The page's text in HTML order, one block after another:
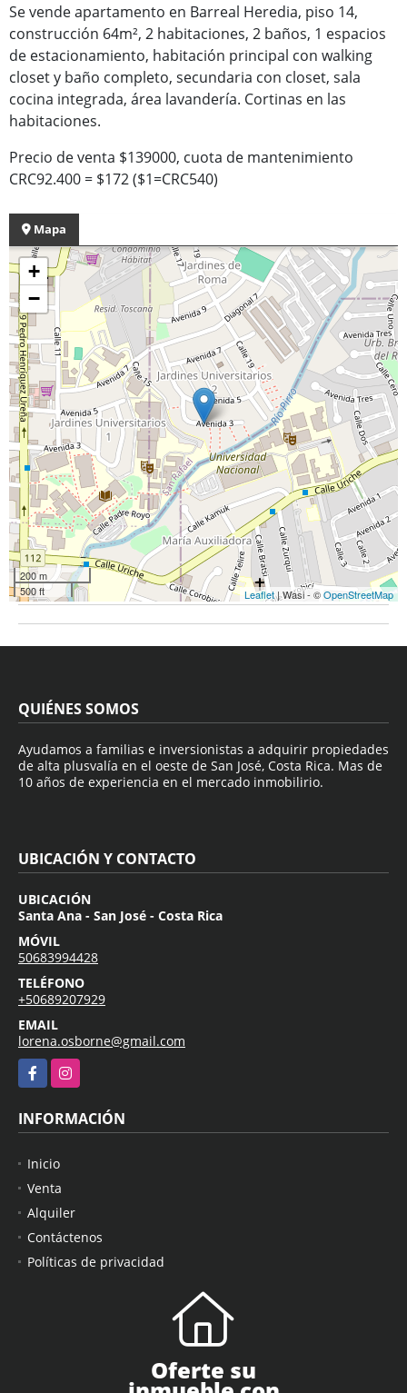
Se vende apartamento en Barreal Heredia, piso 14,
construcción 64m², 2 habitaciones, 2 baños, 1 espacios
de estacionamiento, habitación principal con walking
closet y baño completo, secundaria con closet, sala
cocina integrada, área lavandería. Cortinas en las
habitaciones.
Precio de venta $139000, cuota de mantenimiento
CRC92.400 = $172 ($1=CRC540)
Mapa
+
−
200 m
500 ft
Leaflet| Wasi - ©OpenStreetMap
QUIÉNES SOMOS
Ayudamos a familias e inversionistas a adquirir propiedades
de alta plusvalía en el oeste de San José, Costa Rica. Mas de
10 años de experiencia en el mercado inmobilirio.
UBICACIÓN Y CONTACTO
UBICACIÓN
Santa Ana - San José - Costa Rica
MÓVIL
50683994428
TELÉFONO
+50689207929
EMAIL
lorena.osborne@gmail.com
FacebookInstagram
INFORMACIÓN
Inicio
Venta
Alquiler
Contáctenos
Políticas de privacidad
Oferte su